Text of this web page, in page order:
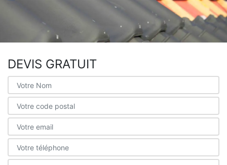
DEVIS GRATUIT